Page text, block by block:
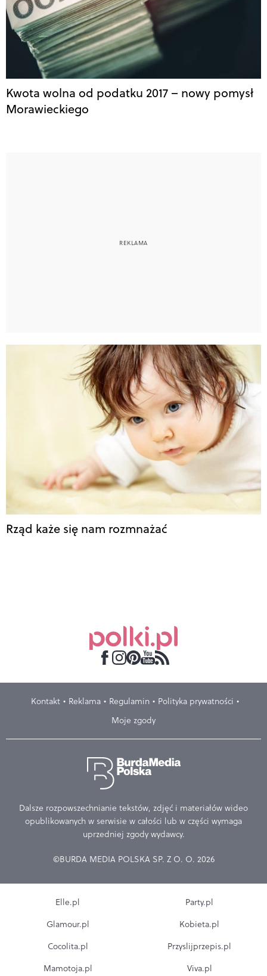
Kwota wolna od podatku 2017 – nowy pomysł
Morawieckiego
Rząd każe się nam rozmnażać
Kontakt Reklama Regulamin
Polityka prywatności
Moje zgody
Dalsze rozpowszechnianie tekstów, zdjęć i materiałów wideo
opublikowanych w serwisie w całości lub w części wymaga
uprzedniej zgody wydawcy.
©BURDA MEDIA POLSKA SP. Z O. O. 2026
Elle.pl
Glamour.pl
Cocolita.pl
Mamotoja.pl
Party.pl
Kobieta.pl
Przyslijprzepis.pl
Viva.pl